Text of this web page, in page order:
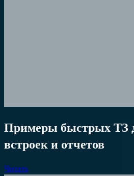
Примеры быстрых ТЗ
встроек и отчетов
Читать